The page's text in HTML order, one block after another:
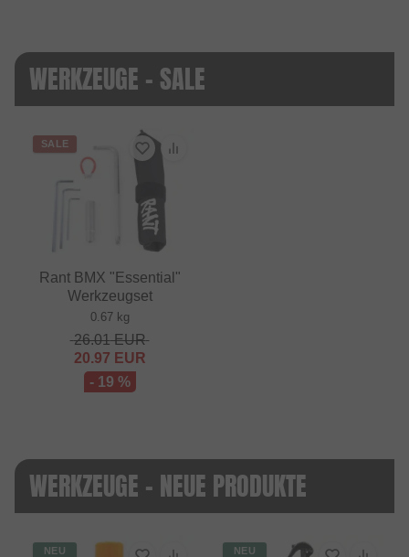
WERKZEUGE - SALE
SALE
Rant BMX "Essential"
Werkzeugset
0.67 kg
26.01EUR
20.97 EUR
- 19 %
WERKZEUGE - NEUE PRODUKTE
NEU NEU